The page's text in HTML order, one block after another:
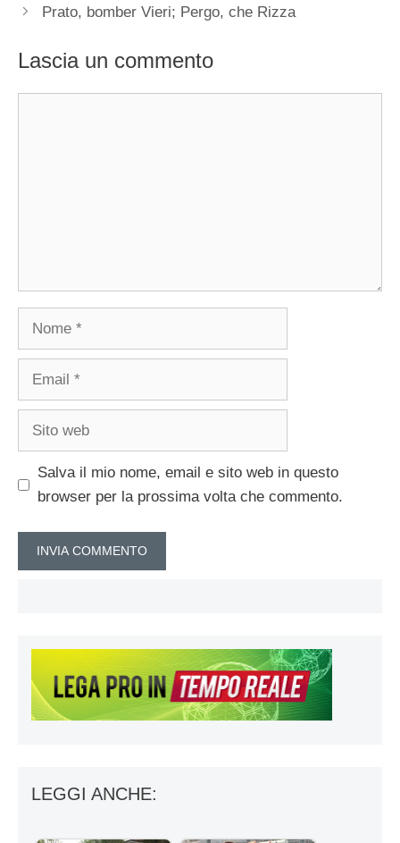
Prato, bomber Vieri; Pergo, che Rizza
Lascia un commento
Nome
Email
Sito
Salva il mio nome, email e sito web in questo
browser per la prossima volta che commento.
LEGGI ANCHE: